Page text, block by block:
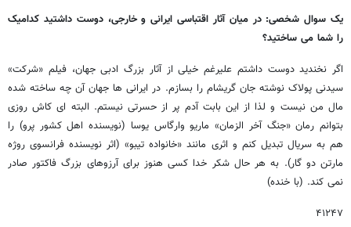
یک سوال شخصی: در میان آثار اقتباسی ایرانی و خارجی، دوست داشتید کدامیک
را شما می ساختید؟
اگر نخندید دوست داشتم علیرغم خیلی از آثار بزرگ ادبی جهان، فیلم «شرکت»
سیدنی پولاک نوشته جان گریشام را بسازم. در ایرانی ها جهان آن چه ساخته شده
مال من نیست و لذا از این بابت آدم پر از حسرتی نیستم. البته ای کاش روزی
بتوانم رمان «جنگ آخر الزمان» ماریو وارگاس یوسا (نویسنده اهل کشور پرو) را
هم به سریال تبدیل کنم و اثری مانند «خانواده تیبو» (اثر نویسنده فرانسوی روژه
مارتن دو گار). به هر حال شکر خدا کسی هنوز برای آرزوهای بزرگ فاکتور صادر
نمی کند. (با خنده)
۴۱۲۴۷